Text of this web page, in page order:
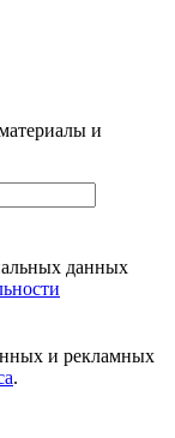
и
данных
и рекламных
.